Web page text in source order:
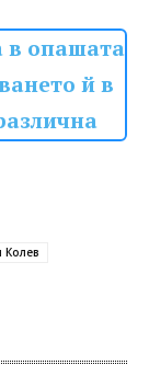
в опашата
й в
Колев